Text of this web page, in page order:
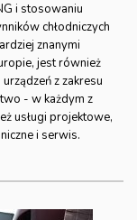
i stosowaniu
chłodniczych
znanymi
jest również
z zakresu
- w każdym z
usługi projektowe,
i serwis.